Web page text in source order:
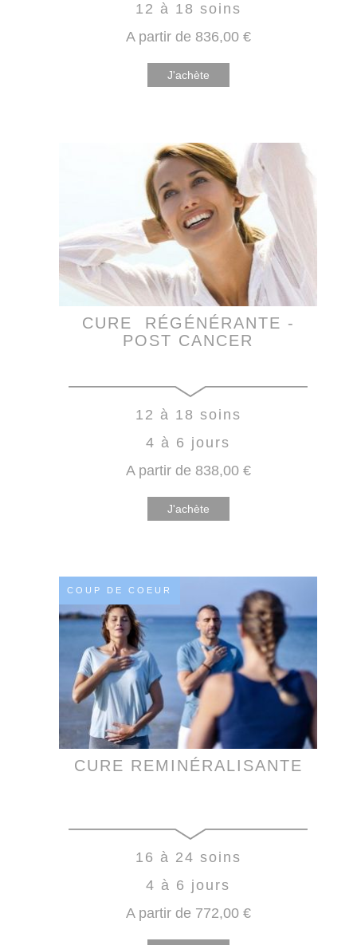
12 à 18 soins
A partir de 836,00 €
J'achète
CURE RÉGÉNÉRANTE -
POST CANCER
12 à 18 soins
4 à 6 jours
A partir de 838,00 €
J'achète
COUP DE COEUR
CURE REMINÉRALISANTE
16 à 24 soins
4 à 6 jours
A partir de 772,00 €